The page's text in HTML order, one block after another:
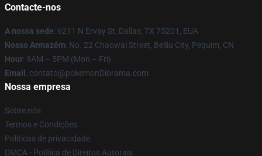
Contacte-nos
A nossa sede: 6211 N Ervay St, Dallas, TX 75201, EUA
Nosso Armazém: No. 22 Chaowai Street, Beiliu City, Pequim, CN
Hour: 9AM – 5PM (Mon – Fri)
Email : contato@pokemonDiorama.com
Nossa empresa
Sobre nós
Termos e Condições
Políticas de privacidade
DMCA - Política de Direitos Autorais